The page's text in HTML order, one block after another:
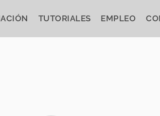
TUTORIALES EMPLEO